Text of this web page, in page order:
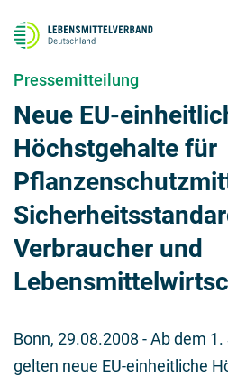
Pressemitteilung
Neue EU-
Höchstgehalte für
Verbraucher und
Bonn, 29.08.2008 - Ab dem
gelten neue EU-einheitliche